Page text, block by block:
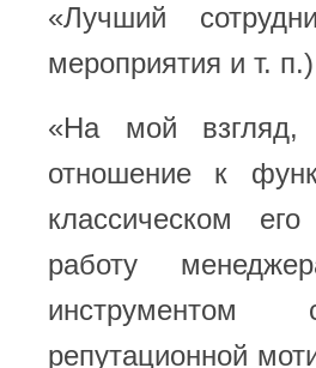
«Лучший
мероприятия и т. п.)
«На мой взгляд,
отношение к
классическом
работу
репутационной